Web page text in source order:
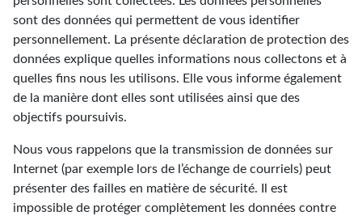
sont des données qui permettent de vous identifier
personnellement. La présente déclaration de protection des
données explique quelles informations nous collectons et à
quelles fins nous les utilisons. Elle vous informe également
de la manière dont elles sont utilisées ainsi que des
objectifs poursuivis.
Nous vous rappelons que la transmission de données sur
Internet (par exemple lors de l’échange de courriels) peut
présenter des failles en matière de sécurité. Il est
impossible de protéger complètement les données contre